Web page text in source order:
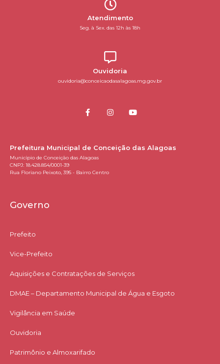
Atendimento
Seg. à Sex. das 12h às 18h
Ouvidoria
ouvidoria@conceicaodasalagoas.mg.gov.br
Prefeitura Municipal de Conceição das Alagoas
Município de Conceição das Alagoas
CNPJ: 18.428.854/0001-39
Rua Floriano Peixoto, 395 - Bairro Centro
Governo
Prefeito
Vice-Prefeito
Aquisições e Contratações de Serviços​
DMAE – Departamento Municipal de Água e Esgoto
Vigilância em Saúde
Ouvidoria
Patrimônio e Almoxarifado